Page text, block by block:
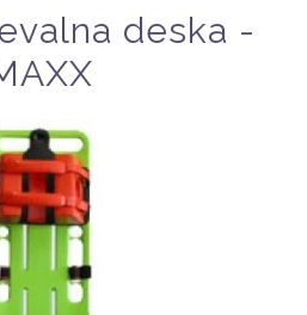
deska -